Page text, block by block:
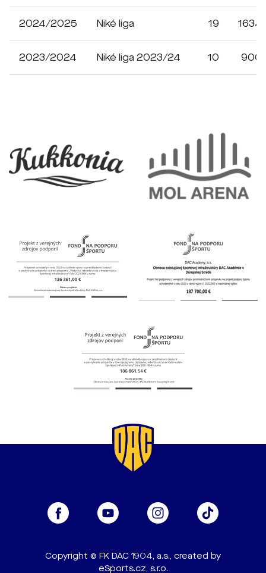
2024/2025 Niké liga 19 1634
2023/2024 Niké liga 2023/24 10 900
Copyright © FK DAC 1904, a.s., created by
eSports.cz, s.r.o.